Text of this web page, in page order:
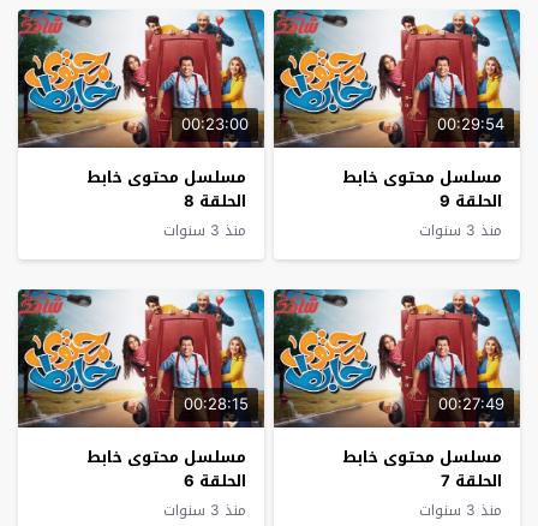
00:29:54
مسلسل محتوى خابط
الحلقة 9
منذ 3 سنوات
00:23:00
مسلسل محتوى خابط
الحلقة 8
منذ 3 سنوات
00:27:49
مسلسل محتوى خابط
الحلقة 7
منذ 3 سنوات
00:28:15
مسلسل محتوى خابط
الحلقة 6
منذ 3 سنوات